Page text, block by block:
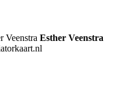
Esther Veenstra